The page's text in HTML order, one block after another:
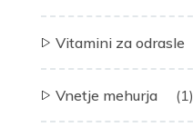
Vitamini za odrasle
Vnetje mehurja (1)